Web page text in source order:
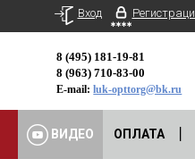
Вход
8 (495) 181-19-81
8 (963) 710-83-00
E-mail:luk-opttorg@bk.ru
ВИДЕО ОПЛАТА